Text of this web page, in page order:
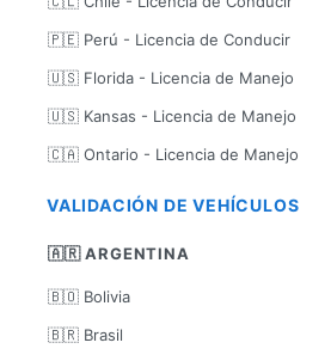
🇵🇪 Perú - Licencia de Conducir
🇺🇸 Florida - Licencia de Manejo
🇺🇸 Kansas - Licencia de Manejo
🇨🇦 Ontario - Licencia de Manejo
VALIDACIÓN DE VEHÍCULOS
🇦🇷 ARGENTINA
🇧🇴 Bolivia
🇧🇷 Brasil